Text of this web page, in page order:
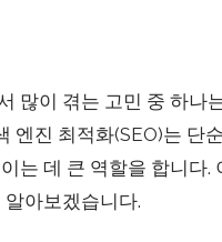
많이 겪는 고민 중 하나
엔진 최적화(SEO)는 단
는 데 큰 역할을 합니다
아보겠습니다.